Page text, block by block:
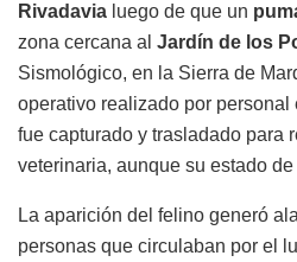
Rivadavia luego de que un
zona cercana al Jardín de los
Sismológico, en la Sierra de
operativo realizado por personal
fue capturado y trasladado para
veterinaria, aunque su estado
La aparición del felino generó
personas que circulaban por el